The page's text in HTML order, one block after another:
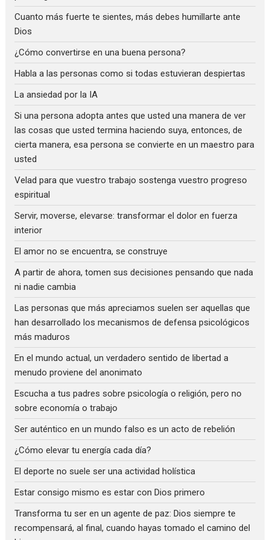
Cuanto más fuerte te sientes, más debes humillarte ante
Dios
¿Cómo convertirse en una buena persona?
Habla a las personas como si todas estuvieran despiertas
La ansiedad por la IA
Si una persona adopta antes que usted una manera de ver
las cosas que usted termina haciendo suya, entonces, de
cierta manera, esa persona se convierte en un maestro para
usted
Velad para que vuestro trabajo sostenga vuestro progreso
espiritual
Servir, moverse, elevarse: transformar el dolor en fuerza
interior
El amor no se encuentra, se construye
A partir de ahora, tomen sus decisiones pensando que nada
ni nadie cambia
Las personas que más apreciamos suelen ser aquellas que
han desarrollado los mecanismos de defensa psicológicos
más maduros
En el mundo actual, un verdadero sentido de libertad a
menudo proviene del anonimato
Escucha a tus padres sobre psicología o religión, pero no
sobre economía o trabajo
Ser auténtico en un mundo falso es un acto de rebelión
¿Cómo elevar tu energía cada día?
El deporte no suele ser una actividad holística
Estar consigo mismo es estar con Dios primero
Transforma tu ser en un agente de paz: Dios siempre te
recompensará, al final, cuando hayas tomado el camino del